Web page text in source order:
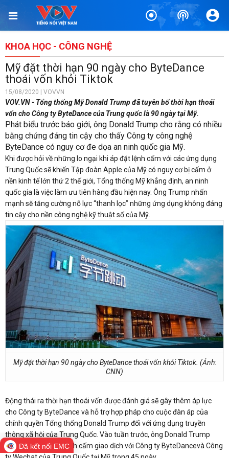
KHOA HỌC - CÔNG NGHỆ
Mỹ đặt thời hạn 90 ngày cho ByteDance
thoái vốn khỏi Tiktok
15/08/2020 | VOVVN
VOV.VN - Tổng thống Mỹ Donald Trump đã tuyên bố thời hạn thoái
vốn cho Công ty ByteDance của Trung quốc là 90 ngày tại Mỹ.
Phát biểu trước báo giới, ông Donald Trump cho rằng có nhiều
bằng chứng đáng tin cậy cho thấy Công ty công nghệ
ByteDance có nguy cơ đe dọa an ninh quốc gia Mỹ.
Khi được hỏi về những lo ngại khi áp đặt lệnh cấm với các ứng dụng
Trung Quốc sẽ khiến Tập đoàn Apple của Mỹ có nguy cơ bị cấm ở
nền kinh tế lớn thứ 2 thế giới, Tổng thống Mỹ khẳng định, an ninh
quốc gia là việc làm ưu tiên hàng đầu hiện nay. Ông Trump nhấn
mạnh sẽ tăng cường nỗ lực “thanh lọc” những ứng dụng không đáng
tin cậy cho nền công nghệ kỹ thuật số của Mỹ.
Mỹ đặt thời hạn 90 ngày cho ByteDance thoái vốn khỏi Tiktok. (Ảnh:
CNN)
Động thái ra thời hạn thoái vốn được đánh giá sẽ gây thêm áp lực
cho Công ty ByteDance và hỗ trợ hợp pháp cho cuộc đàn áp của
chính quyền Tổng thống Donald Trump đối với ứng dụng truyền
thông xã hội của Trung Quốc. Vào tuần trước, ông Donald Trump
cũng đã ban hành lệnh cấm giao dịch với Công ty ByteDancevà Công
Đã kết nối EMC